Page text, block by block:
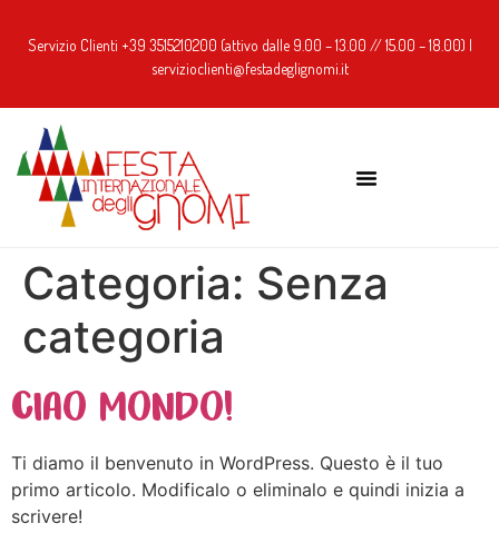
Servizio Clienti +39 3515210200 (attivo dalle 9.00 – 13.00 // 15.00 – 18.00) |
servizioclienti@festadeglignomi.it
Categoria: Senza
categoria
Ciao mondo!
Ti diamo il benvenuto in WordPress. Questo è il tuo
primo articolo. Modificalo o eliminalo e quindi inizia a
scrivere!